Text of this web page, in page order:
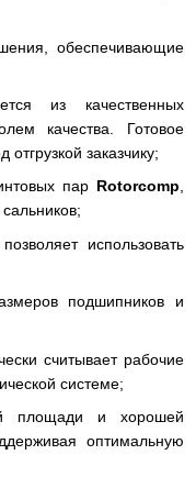
обеспечивающие
из качественных
качества. Готовое
заказчику;
пар Rotorcomp,
;
использовать
подшипников и
считывает рабочие
системе;
площади и хорошей
оптимальную